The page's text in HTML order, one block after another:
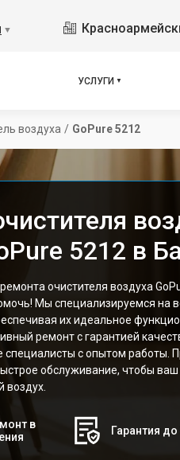
▼
УСЛУГИ
воздуха / GoPure 5212
5212 в
очистителя воздуха
Мы специализируемся на
их идеальное
ремонт с гарантией
специалисты с опытом работы.
обслуживание, чтобы
воздух.
в
Гарантия до